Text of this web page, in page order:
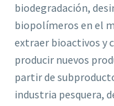
biodegradación,
biopolímeros en el
extraer bioactivos y
producir nuevos
partir de
industria pesquera,